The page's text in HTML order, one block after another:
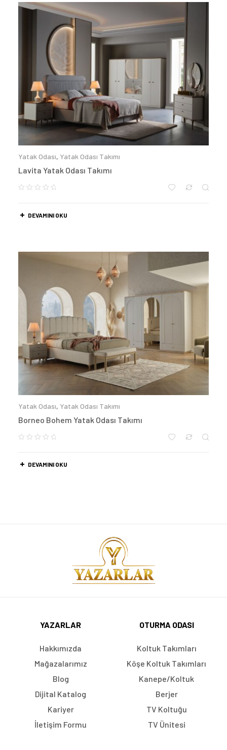
Yatak Odası, Yatak Odası Takımı
Lavita Yatak Odası Takımı
DEVAMINI OKU
Yatak Odası, Yatak Odası Takımı
Borneo Bohem Yatak Odası Takımı
DEVAMINI OKU
YAZARLAR
Hakkımızda
Mağazalarımız
Blog
Dijital Katalog
Kariyer
İletişim Formu
OTURMA ODASI
Koltuk Takımları
Köşe Koltuk Takımları
Kanepe/Koltuk
Berjer
TV Koltuğu
TV Ünitesi